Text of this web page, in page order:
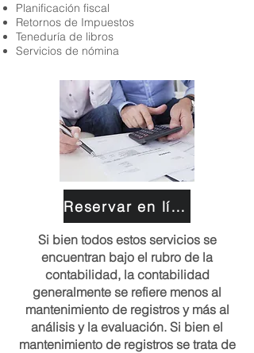
Planificación fiscal
Retornos de Impuestos
Teneduría de libros
Servicios de nómina
Reservar en línea
Si bien todos estos servicios se
encuentran bajo el rubro de la
contabilidad, la contabilidad
generalmente se refiere menos al
mantenimiento de registros y más al
análisis y la evaluación. Si bien el
mantenimiento de registros se trata de